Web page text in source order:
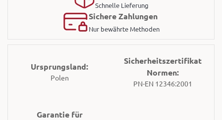
Schnelle Lieferung
Sichere Zahlungen
Nur bewährte Methoden
Ursprungsland:
Polen
Sicherheitszertifikat
Normen:
PN-EN 12346:2001
Garantie für